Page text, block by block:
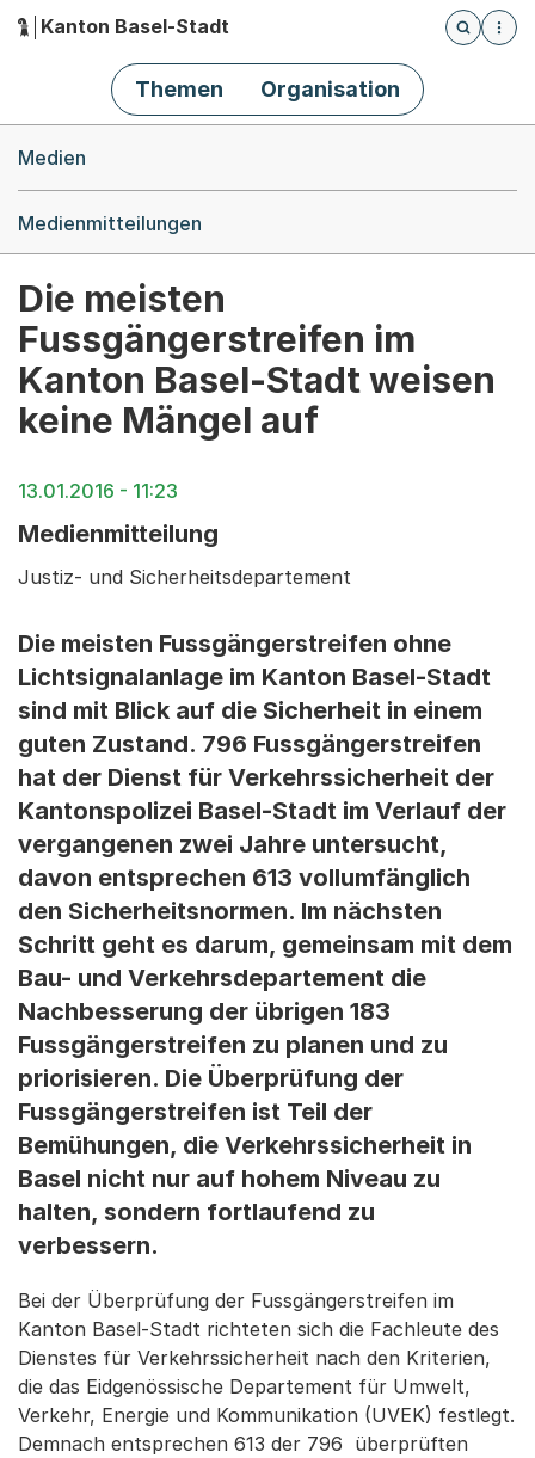
Hauptnavigation
Kanton Basel-Stadt
Öffnet
Themen Organisation
Medien
Medienmitteilungen
Die meisten
Fussgängerstreifen im
Kanton Basel-Stadt weisen
keine Mängel auf
13.01.2016 - 11:23
Medienmitteilung
Justiz- und Sicherheitsdepartement
Die meisten Fussgängerstreifen ohne
Lichtsignalanlage im Kanton Basel-Stadt
sind mit Blick auf die Sicherheit in einem
guten Zustand. 796 Fussgängerstreifen
hat der Dienst für Verkehrssicherheit der
Kantonspolizei Basel-Stadt im Verlauf der
vergangenen zwei Jahre untersucht,
davon entsprechen 613 vollumfänglich
den Sicherheitsnormen. Im nächsten
Schritt geht es darum, gemeinsam mit dem
Bau- und Verkehrsdepartement die
Nachbesserung der übrigen 183
Fussgängerstreifen zu planen und zu
priorisieren. Die Überprüfung der
Fussgängerstreifen ist Teil der
Bemühungen, die Verkehrssicherheit in
Basel nicht nur auf hohem Niveau zu
halten, sondern fortlaufend zu
verbessern.
Bei der Überprüfung der Fussgängerstreifen im
Kanton Basel-Stadt richteten sich die Fachleute des
Dienstes für Verkehrssicherheit nach den Kriterien,
die das Eidgenössische Departement für Umwelt,
Verkehr, Energie und Kommunikation (UVEK) festlegt.
Demnach entsprechen 613 der 796 überprüften